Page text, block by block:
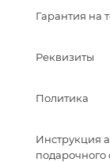
Гарантия на
Реквизиты
Политика
Инструкция
подарочного